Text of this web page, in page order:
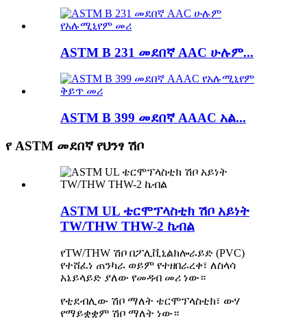
ASTM B 231 መደበኛ AAC ሁሉም...
ASTM B 399 መደበኛ AAAC አል...
የ ASTM መደበኛ የህንፃ ሽቦ
ASTM UL ቴርሞፕላስቲክ ሽቦ አይነት
TW/THW THW-2 ኬብል
የTW/THW ሽቦ በፖሊቪኒልክሎራይድ (PVC)
የተሸፈነ ጠንካራ ወይም የተዘበራረቀ፣ ለስላሳ
አኔይላይድ ያለው የመዳብ መሪ ነው።
የቲደብሊው ሽቦ ማለት ቴርሞፕላስቲክ፣ ውሃ
የማይቋቋም ሽቦ ማለት ነው።